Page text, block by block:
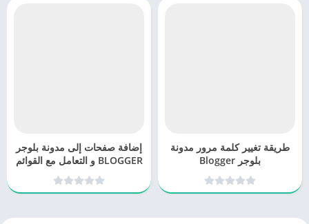
طريقة تغيير كلمة مرور مدونة
بلوجر Blogger
إضافة صفحات إلى مدونة بلوجر
BLOGGER و التعامل مع القوائم